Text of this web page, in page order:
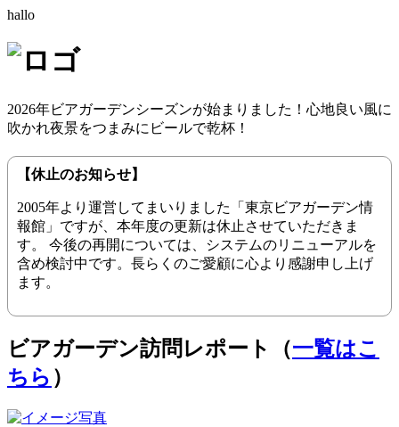
hallo
2026年ビアガーデンシーズンが始まりました！心地良い風に
吹かれ夜景をつまみにビールで乾杯！
【休止のお知らせ】
2005年より運営してまいりました「東京ビアガーデン情
報館」ですが、本年度の更新は休止させていただきま
す。 今後の再開については、システムのリニューアルを
含め検討中です。長らくのご愛顧に心より感謝申し上げ
ます。
ビアガーデン訪問レポート（一覧はこ
ちら ）